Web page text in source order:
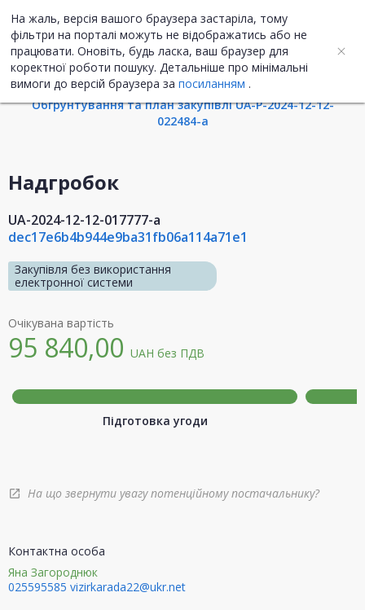
На жаль, версія вашого браузера застаріла, тому
фільтри на порталі можуть не відображатись або не
працювати. Оновіть, будь ласка, ваш браузер для
коректної роботи пошуку. Детальніше про мінімальні
вимоги до версій браузера за посиланням .
UA EN
Інформація про закупівлю
Обгрунтування та план закупівлі UA-P-2024-12-12-
022484-a
Надгробок
UA-2024-12-12-017777-a
dec17e6b4b944e9ba31fb06a114a71e1
Закупівля без використання
електронної системи
Очікувана вартість
95 840,00 UAH без ПДВ
Підготовка угоди
open_in_new На що звернути увагу потенційному постачальнику?
Контактна особа
Яна Загороднюк
025595585 vizirkarada22@ukr.net